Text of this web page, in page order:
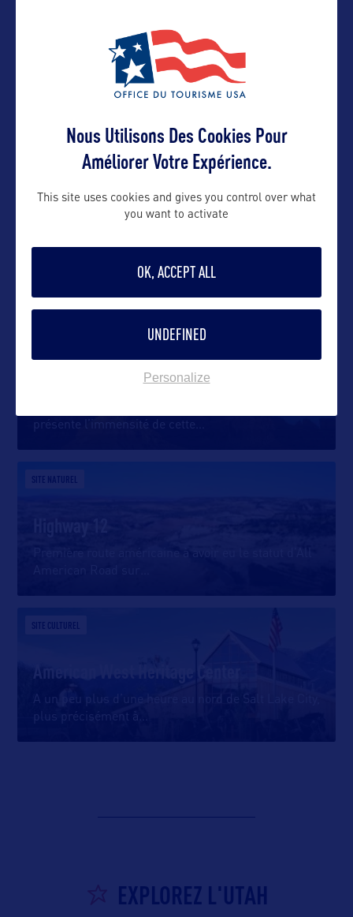
VOIR LE SITE
DANS LA MÊME CATEGORIE
San Rafael Swell
présente l’immensité de cette
SITE NATUREL
SITE CULTUREL
American West Heritage Center
A un peu plus d’une heure au nord de Salt Lake City,
plus précisément à
EXPLOREZ L'UTAH
Nous Utilisons Des Cookies Pour
Améliorer Votre Expérience.
This site uses cookies and gives you control over what
you want to activate
OK, ACCEPT ALL
UNDEFINED
Personalize